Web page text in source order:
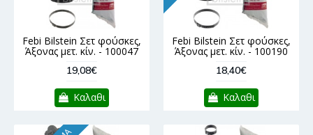
Febi Bilstein Σετ φούσκες,
Άξονας μετ. κίν. - 100047
19,08€
Καλαθι
Febi Bilstein Σετ φούσκες,
Άξονας μετ. κίν. - 100190
18,40€
Καλαθι